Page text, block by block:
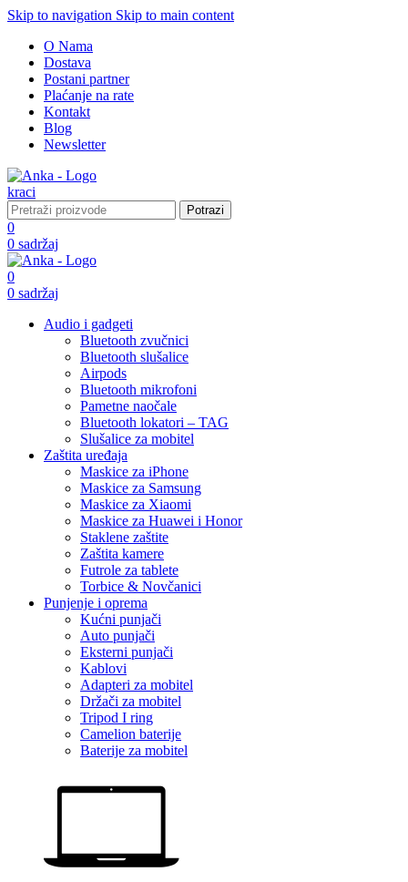
Skip to navigation Skip to main content
O Nama
Dostava
Postani partner
Plaćanje na rate
Kontakt
Blog
Newsletter
Potrazi
0
0 sadržaj
0
0 sadržaj
Audio i gadgeti
Bluetooth zvučnici
Bluetooth slušalice
Airpods
Bluetooth mikrofoni
Pametne naočale
Bluetooth lokatori – TAG
Slušalice za mobitel
Zaštita uređaja
Maskice za iPhone
Maskice za Samsung
Maskice za Xiaomi
Maskice za Huawei i Honor
Staklene zaštite
Zaštita kamere
Futrole za tablete
Torbice & Novčanici
Punjenje i oprema
Kućni punjači
Auto punjači
Eksterni punjači
Kablovi
Adapteri za mobitel
Držači za mobitel
Tripod I ring
Camelion baterije
Baterije za mobitel